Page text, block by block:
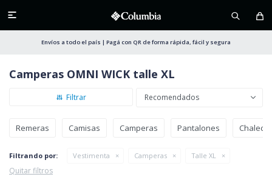

Envíos a todo el país | Pagá con QR de forma rápida, fácil y segura
Camperas OMNI WICK talle XL
Recomendados
Remeras Camisas Camperas Pantalones
Filtrando por: Vestimenta Camperas Talle XL
Quitar filtros